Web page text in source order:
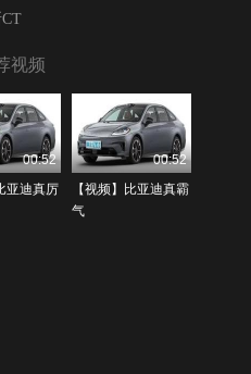
视频
00:52
亚迪真厉
00:52
【视频】比亚迪真霸
气